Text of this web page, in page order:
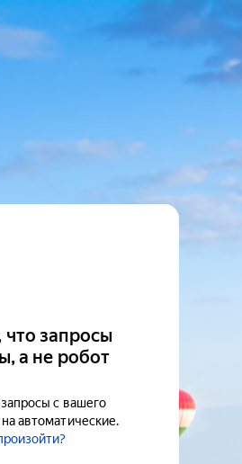
запросы
а не робот
с вашего
автоматические.